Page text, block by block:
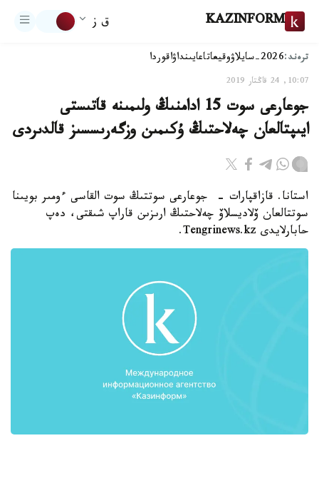
KAZINFORM ق ز
ترەند:2026-سايلاۋ وقيعاتاعايىنداۋاقوردا
10:07, 24 قاڭتار 2019
جوعارعى سوت 15 ادامنىڭ ولىمىنە قاتىستى
ايىپتالعان چەلاحتىڭ ۇكىمىن وزگەرىسسىز قالدىردى
استانا. قازاقپارات - جوعارعى سوتتىڭ سوت القاسى ءومىر بويىنا
سوتتالعان ۆلاديسلاۆ چەلاحتىڭ ارىزىن قاراپ شىقتى، دەپ
حابارلايدى Tengrinews.kz.